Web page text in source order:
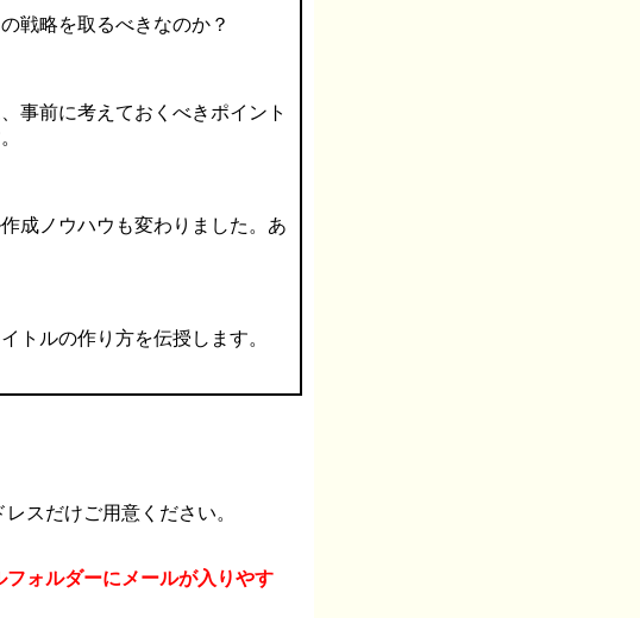
戦略を取るべきなのか？
事前に考えておくべきポイント
成ノウハウも変わりました。あ
トルの作り方を伝授します。
スだけご用意ください。
ォルダーにメールが入りやす